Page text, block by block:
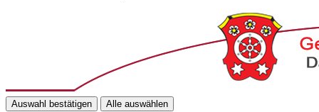
Auswahl bestätigen Alle auswählen